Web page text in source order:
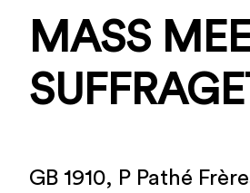
MASS
GB 1910, P Pathé